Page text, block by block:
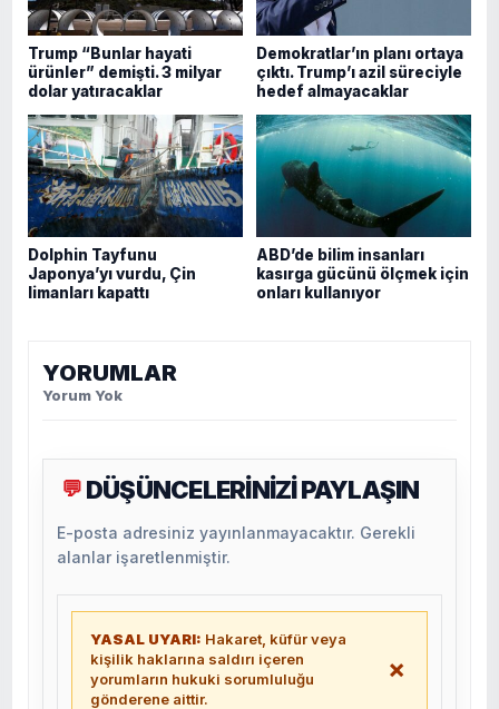
Trump “Bunlar hayati
ürünler” demişti. 3 milyar
dolar yatıracaklar
Demokratlar’ın planı ortaya
çıktı. Trump’ı azil süreciyle
hedef almayacaklar
Dolphin Tayfunu
Japonya’yı vurdu, Çin
limanları kapattı
ABD’de bilim insanları
kasırga gücünü ölçmek için
onları kullanıyor
YORUMLAR
Yorum Yok
💬 DÜŞÜNCELERİNİZİ PAYLAŞIN
E-posta adresiniz yayınlanmayacaktır. Gerekli
alanlar işaretlenmiştir.
YASAL UYARI: Hakaret, küfür veya
kişilik haklarına saldırı içeren
yorumların hukuki sorumluluğu
gönderene aittir.
×